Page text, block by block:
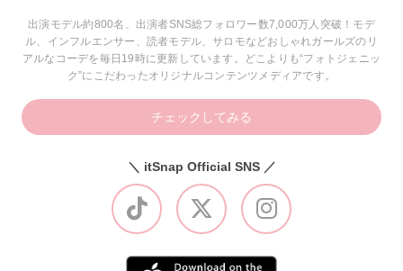
出演モデル約800名、出演者SNS総フォロワー数7,000万人突破！モデ
ル、インフルエンサー、読者モデル、サロモなどおしゃれガールズのリ
アルなコーデを毎日19時に更新しています。どこよりも“フォトジェニッ
ク”にこだわったオリジナルコンテンツメディアです。
チェックしてみる
＼ itSnap Official SNS ／